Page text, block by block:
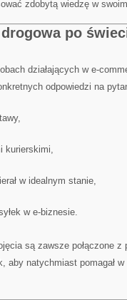
zdobytą wiedzę w
po
działających w e-
odpowiedzi na
kurierskimi,
w idealnym stanie,
w e-biznesie.
są zawsze połączone
aby natychmiast pomagał